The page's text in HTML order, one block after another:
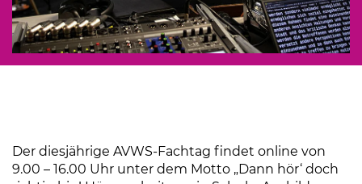
Der diesjährige AVWS-Fachtag findet online von
9.00 – 16.00 Uhr unter dem Motto „Dann hör‘ doch